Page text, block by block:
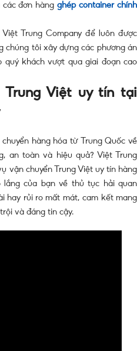
đơn hàngghép container chính
Trung Company để luôn được
chúng tôi xây dựng các phương án
quý khách vượt qua giai đoạn cao
Trung Việt uy tín tại
hàng hóa từ Trung Quốc về
an toàn và hiệu quả? Việt Trung
vận chuyển Trung Việt uy tín hàng
lắng của bạn về thủ tục hải quan
hay rủi ro mất mát, cam kết mang
và đáng tin cậy.